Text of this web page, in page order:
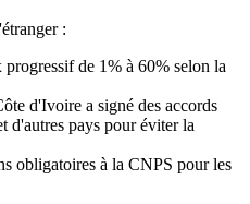
:
progressif de 1% à 60% selon la
d'Ivoire a signé des accords
d'autres pays pour éviter la
obligatoires à la CNPS pour les